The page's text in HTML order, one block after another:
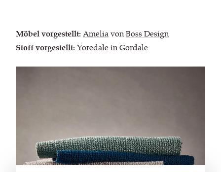
Möbel vorgestellt:AmeliavonBoss Design
Stoff vorgestellt:Yoredalein Gordale